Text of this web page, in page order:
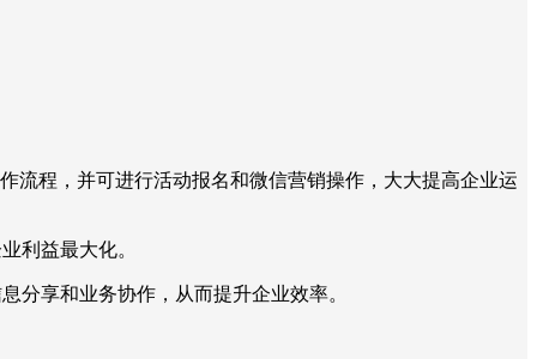
流程，并可进行活动报名和微信营销操作，大大提高企业运
利益最大化。
分享和业务协作，从而提升企业效率。